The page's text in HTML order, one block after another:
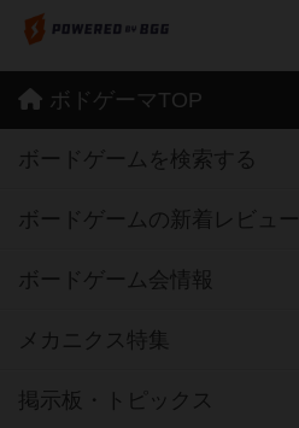
ボドゲーマTOP
ボードゲームを検索する
ボードゲームの新着レビュー
ボードゲーム会情報
メカニクス特集
掲示板・トピックス